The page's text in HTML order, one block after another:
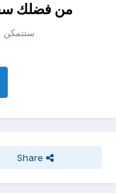
من فضلك
ستتمكن
Share